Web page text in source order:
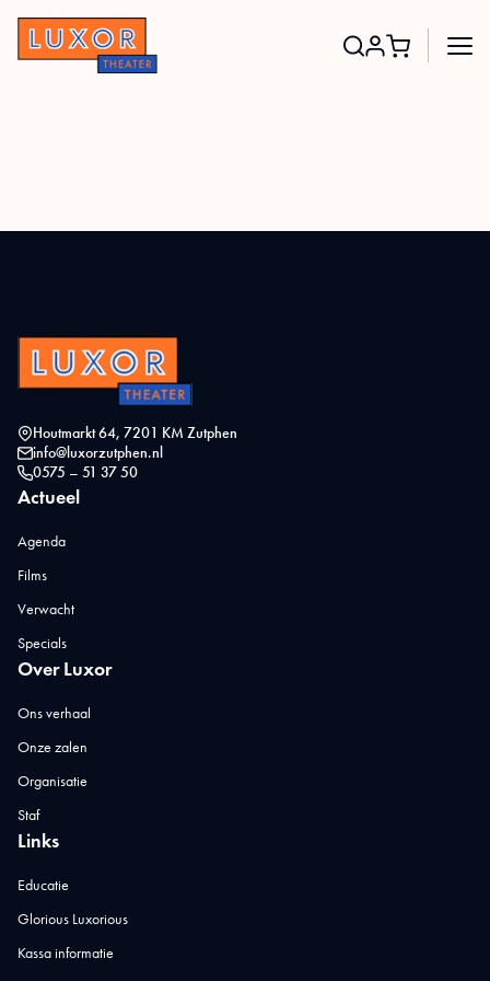
Houtmarkt 64, 7201 KM Zutphen
info@luxorzutphen.nl
0575 – 51 37 50
Actueel
Agenda
Films
Verwacht
Specials
Over Luxor
Ons verhaal
Onze zalen
Organisatie
Staf
Links
Educatie
Glorious Luxorious
Kassa informatie